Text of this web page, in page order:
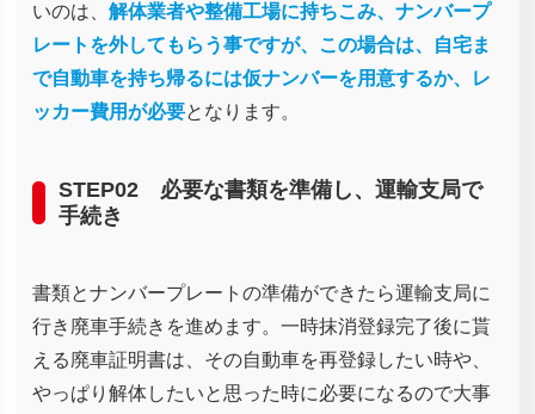
いのは、 解体業者や整備工場に持ちこみ、ナンバープ
レートを外してもらう事ですが、この場合は、自宅ま
で自動車を持ち帰るには仮ナンバーを用意するか、レ
ッカー費用が必要となります。
STEP02 必要な書類を準備し、運輸支局で
手続き
書類とナンバープレートの準備ができたら運輸支局に
行き廃車手続きを進めます。一時抹消登録完了後に貰
える廃車証明書は、その自動車を再登録したい時や、
やっぱり解体したいと思った時に必要になるので大事